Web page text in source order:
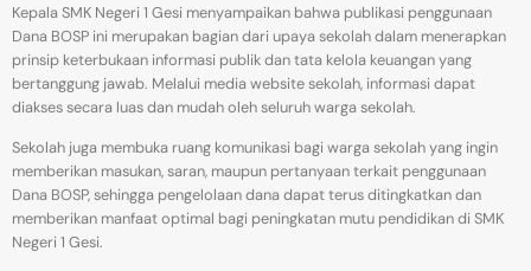
Kepala SMK Negeri 1 Gesi menyampaikan bahwa publikasi penggunaan
Dana BOSP ini merupakan bagian dari upaya sekolah dalam menerapkan
prinsip keterbukaan informasi publik dan tata kelola keuangan yang
bertanggung jawab. Melalui media website sekolah, informasi dapat
diakses secara luas dan mudah oleh seluruh warga sekolah.
Sekolah juga membuka ruang komunikasi bagi warga sekolah yang ingin
memberikan masukan, saran, maupun pertanyaan terkait penggunaan
Dana BOSP, sehingga pengelolaan dana dapat terus ditingkatkan dan
memberikan manfaat optimal bagi peningkatan mutu pendidikan di SMK
Negeri 1 Gesi.